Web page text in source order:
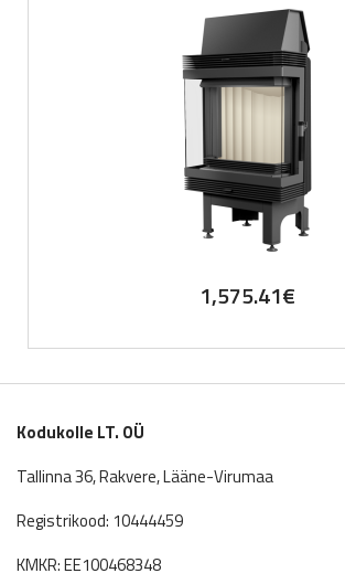
1,575.41€
Kodukolle LT. OÜ
Tallinna 36, Rakvere, Lääne-Virumaa
Registrikood: 10444459
KMKR: EE100468348